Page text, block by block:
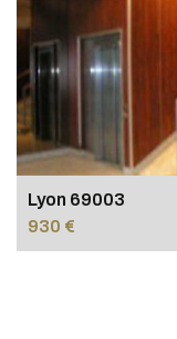
Lyon 69003
930 €